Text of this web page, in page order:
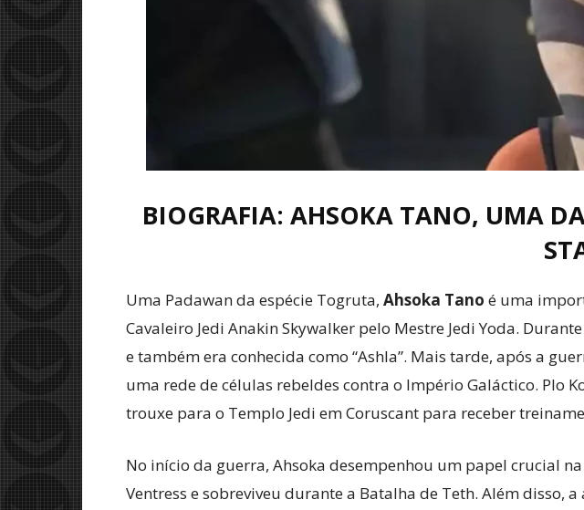
BIOGRAFIA: AHSOKA TANO, UMA
Uma Padawan da espécie Togruta, Ahsoka Tano é uma
Cavaleiro Jedi Anakin Skywalker pelo Mestre Jedi Yoda.
e também era conhecida como “Ashla”. Mais tarde, após a
uma rede de células rebeldes contra o Império Galáctico. Plo
trouxe para o Templo Jedi em Coruscant para receber
No início da guerra, Ahsoka desempenhou um papel crucial
Ventress e sobreviveu durante a Batalha de Teth. Além